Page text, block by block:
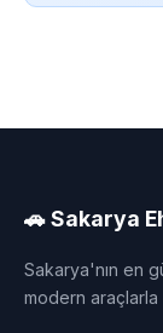
🚗 Sakarya
Sakarya'nın en
modern araçlarla